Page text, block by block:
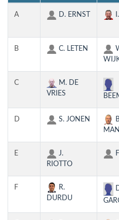
A D. ERNST
B C. LETEN
C
M. DE
VRIES
D S. JONEN
E
J.
RIOTTO
F
R.
DURDU